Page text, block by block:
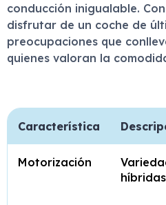
conducción inigualable.
disfrutar de un coche de
preocupaciones que
quienes valoran la
Característica
Motorización